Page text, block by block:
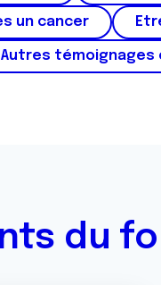
un cancer
Autres témoignages
du